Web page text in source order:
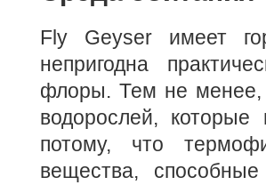
Fly Geyser имеет
непригодна
флоры. Тем не менее,
водорослей,
потому, что
вещества,